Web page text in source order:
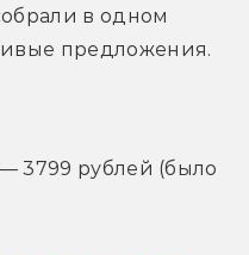
в одном
предложения.
— 3799 рублей (было